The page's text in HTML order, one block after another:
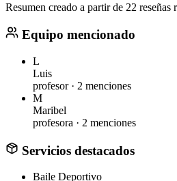
Resumen creado a partir de 22 reseñas
Equipo mencionado
L
Luis
profesor · 2 menciones
M
Maribel
profesora · 2 menciones
Servicios destacados
Baile Deportivo